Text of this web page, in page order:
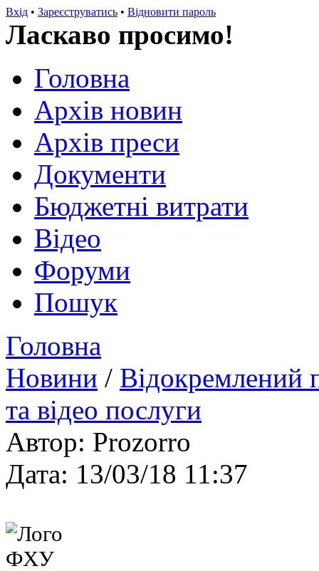
Вхід • Зареєструватись • Відновити пароль
Ласкаво просимо!
Головна
Архів новин
Архів преси
Документи
Бюджетні витрати
Відео
Форуми
Пошук
Головна
Новини / Відокремлений
та відео послуги
Автор: Prozorro
Дата: 13/03/18 11:37